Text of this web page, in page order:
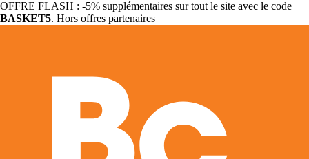
OFFRE FLASH : -5% supplémentaires sur tout le site avec le code
BASKET5. Hors offres partenaires